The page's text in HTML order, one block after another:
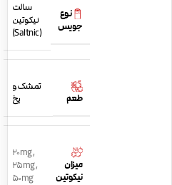
نوع
جویس
سالت
نیکوتین
(Saltnic)
طعم
تمشک و
یخ
میزان
نیکوتین
20mg,
25mg,
50mg